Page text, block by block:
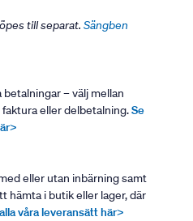
till separat. Sängben
– välj mellan
eller delbetalning.Se
eller utan inbärning samt
hämta i butik eller lager, där
våra leveransätt här>